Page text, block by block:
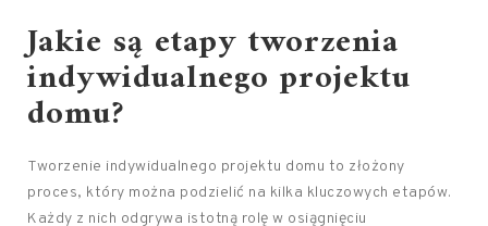
Jakie są etapy tworzenia
indywidualnego projektu
domu?
Tworzenie indywidualnego projektu domu to złożony
proces, który można podzielić na kilka kluczowych etapów.
Każdy z nich odgrywa istotną rolę w osiągnięciu